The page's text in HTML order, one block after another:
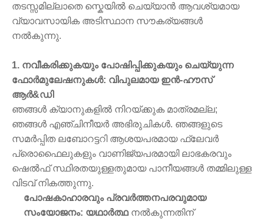
തടസ്സമില്ലാതെ സ്കെയിൽ ചെയ്യാൻ ആവശ്യമായ
വ്യാവസായിക അടിസ്ഥാന സൗകര്യങ്ങൾ
നൽകുന്നു.
1. നവീകരിക്കുകയും പോഷിപ്പിക്കുകയും ചെയ്യുന്ന
ഫോർമുലേഷനുകൾ: വിപുലമായ ഇൻ-ഹൗസ്
ആർ&ഡി
ഞങ്ങൾ ക്യാനുകളിൽ നിറയ്ക്കുക മാത്രമല്ല;
ഞങ്ങൾ എഞ്ചിനീയർ അഭിരുചികൾ. ഞങ്ങളുടെ
സമർപ്പിത ലബോറട്ടറി ആശയപരമായ ഫ്ലേവർ
പ്രൊഫൈലുകളും വാണിജ്യപരമായി ലാഭകരവും
ഷെൽഫ് സ്ഥിരതയുള്ളതുമായ പാനീയങ്ങൾ തമ്മിലുള്ള
വിടവ് നികത്തുന്നു.
പോഷകാഹാരവും പ്രവർത്തനപരവുമായ
സംയോജനം: യഥാർത്ഥ നൽകുന്നതിന്